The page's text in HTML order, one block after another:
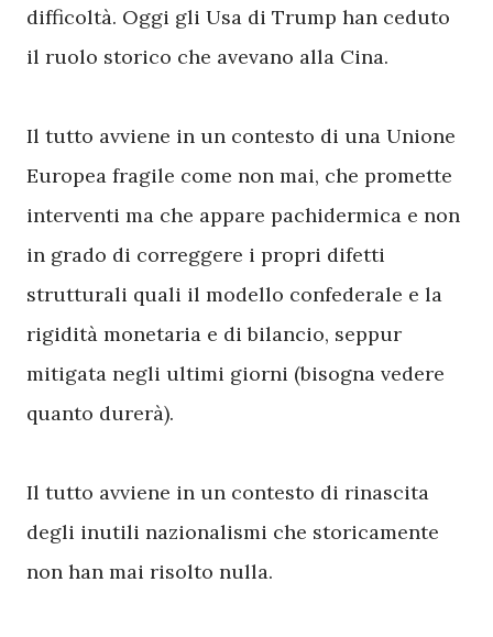
difficoltà. Oggi gli Usa di Trump han ceduto
il ruolo storico che avevano alla Cina.
Il tutto avviene in un contesto di una Unione
Europea fragile come non mai, che promette
interventi ma che appare pachidermica e non
in grado di correggere i propri difetti
strutturali quali il modello confederale e la
rigidità monetaria e di bilancio, seppur
mitigata negli ultimi giorni (bisogna vedere
quanto durerà).
Il tutto avviene in un contesto di rinascita
degli inutili nazionalismi che storicamente
non han mai risolto nulla.